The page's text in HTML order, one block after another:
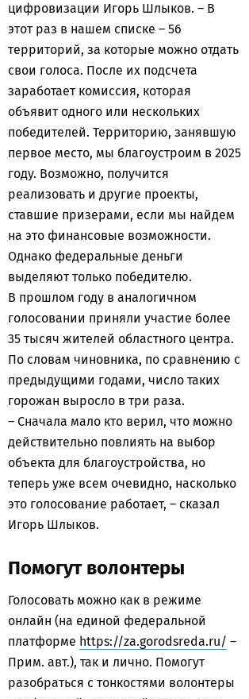
цифровизации Игорь Шлыков. – В
этот раз в нашем списке – 56
территорий, за которые можно отдать
свои голоса. После их подсчета
заработает комиссия, которая
объявит одного или нескольких
победителей. Территорию, занявшую
первое место, мы благоустроим в 2025
году. Возможно, получится
реализовать и другие проекты,
ставшие призерами, если мы найдем
на это финансовые возможности.
Однако федеральные деньги
выделяют только победителю.
В прошлом году в аналогичном
голосовании приняли участие более
35 тысяч жителей областного центра.
По словам чиновника, по сравнению с
предыдущими годами, число таких
горожан выросло в три раза.
– Сначала мало кто верил, что можно
действительно повлиять на выбор
объекта для благоустройства, но
теперь уже всем очевидно, насколько
это голосование работает, – сказал
Игорь Шлыков.
Помогут волонтеры
Голосовать можно как в режиме
онлайн (на единой федеральной
платформе https://za.gorodsreda.ru/ –
Прим. авт.), так и лично. Помогут
разобраться с тонкостями волонтеры